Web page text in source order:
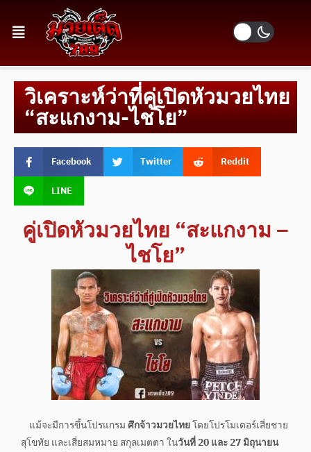
วิเคราะห์ว่าที่คู่เปิดหัวมวยไทย
“สะแกงาม-ไชโย”
Facebook Twitter
Reddit
LINE
คู่เปิดหัวมวยไทย “สะแกงาม –
ไชโย”
แม้จะมีการขึ้นโปรแกรมศึกจ้าวมวยไทยโดยโปรโมเตอร์เสี่ยชาย
สุโขทัย และเสี่ยสมหมาย สกุลเมตตา ในวันที่ 20 และ 27 มิถุนายน